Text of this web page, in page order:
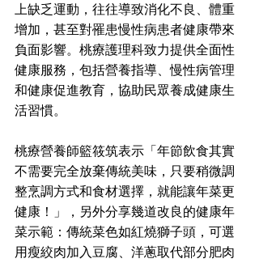
上缺乏運動，往往導致消化不良、體重
增加，甚至對罹患慢性病患者健康帶來
負面影響。桃療護理科致力提供全面性
健康服務，包括營養指導、慢性病管理
和健康促進教育，協助民眾養成健康生
活習慣。
桃療營養師籃筱筑表示「年節飲食其實
不需要完全放棄傳統美味，只要稍微調
整烹調方式和食材選擇，就能讓年菜更
健康！」，另外分享幾道改良的健康年
菜示範：傳統菜色如紅燒獅子頭，可選
用瘦絞肉加入豆腐、洋蔥取代部分肥肉